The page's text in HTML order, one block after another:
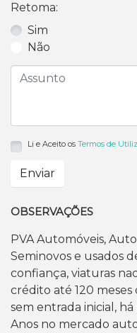
Retoma:
Sim
Não
Li e Aceito os Termos de
Enviar
OBSERVAÇÕES
PVA Automóveis,
Seminovos e usados
confiança, viaturas
crédito até 120 meses
sem entrada inicial, há
Anos no mercado